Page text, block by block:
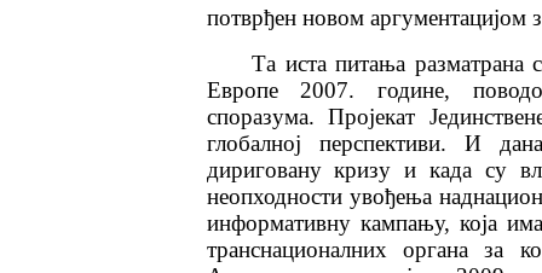
потврђен новом аргументацијом
Та иста питања
Европе 2007. године,
споразума. Пројекат
глобалној перспективи. И
дириговану кризу и када су
неопходности увођења
информативну кампању, која
транснационалних органа за